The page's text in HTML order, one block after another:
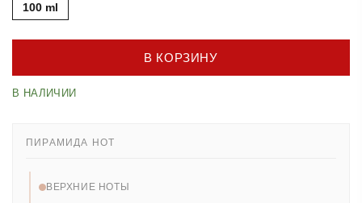
100 ml
В КОРЗИНУ
В НАЛИЧИИ
ПИРАМИДА НОТ
ВЕРХНИЕ НОТЫ